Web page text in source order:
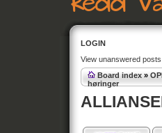
LOGIN
View unanswered posts
Board index »
høringer